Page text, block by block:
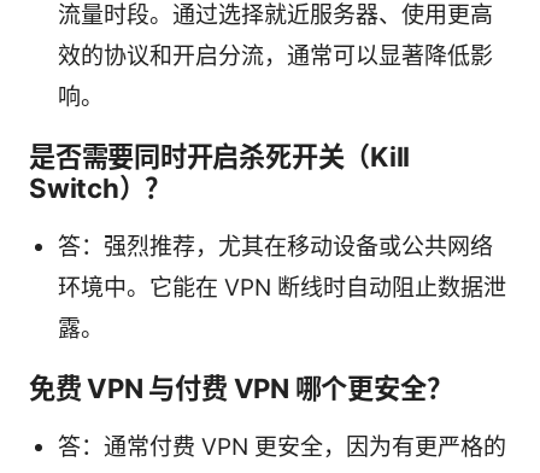
流量时段。通过选择就近服务器、使用更高
效的协议和开启分流，通常可以显著降低影
响。
是否需要同时开启杀死开关（Kill
Switch）？
答：强烈推荐，尤其在移动设备或公共网络
环境中。它能在 VPN 断线时自动阻止数据泄
露。
免费 VPN 与付费 VPN 哪个更安全？
答：通常付费 VPN 更安全，因为有更严格的